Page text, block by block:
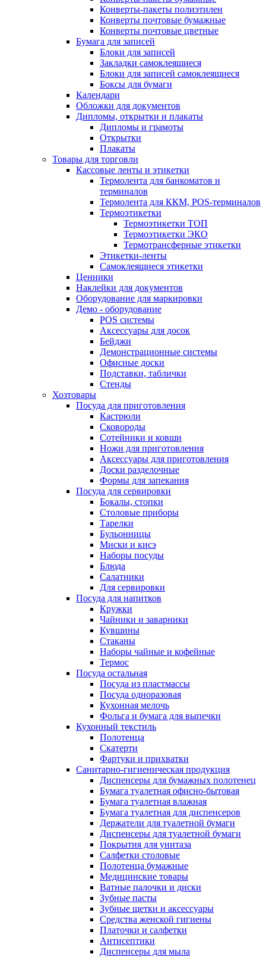
Конверты-пакеты полиэтилен
Конверты почтовые бумажные
Конверты почтовые цветные
Бумага для записей
Блоки для записей
Закладки самоклеящиеся
Блоки для записей самоклеящиеся
Боксы для бумаги
Календари
Обложки для документов
Дипломы, открытки и плакаты
Дипломы и грамоты
Открытки
Плакаты
Товары для торговли
Кассовые ленты и этикетки
Термолента для банкоматов и
терминалов
Термолента для ККМ, POS-терминалов
Термоэтикетки
Термоэтикетки ТОП
Термоэтикетки ЭКО
Термотрансферные этикетки
Этикетки-ленты
Самоклеящиеся этикетки
Ценники
Наклейки для документов
Оборудование для маркировки
Демо - оборудование
POS системы
Аксессуары для досок
Бейджи
Демонстрационные системы
Офисные доски
Подставки, таблички
Стенды
Хозтовары
Посуда для приготовления
Кастрюли
Сковороды
Сотейники и ковши
Ножи для приготовления
Аксессуары для приготовления
Доски разделочные
Формы для запекания
Посуда для сервировки
Бокалы, стопки
Столовые приборы
Тарелки
Бульонницы
Миски и кисэ
Наборы посуды
Блюда
Салатники
Для сервировки
Посуда для напитков
Кружки
Чайники и заварники
Кувшины
Стаканы
Наборы чайные и кофейные
Термос
Посуда остальная
Посуда из пластмассы
Посуда одноразовая
Кухонная мелочь
Фольга и бумага для выпечки
Кухонный текстиль
Полотенца
Скатерти
Фартуки и прихватки
Санитарно-гигиеническая продукция
Диспенсеры для бумажных полотенец
Бумага туалетная офисно-бытовая
Бумага туалетная влажная
Бумага туалетная для диспенсеров
Держатели для туалетной бумаги
Диспенсеры для туалетной бумаги
Покрытия для унитаза
Салфетки столовые
Полотенца бумажные
Медицинские товары
Ватные палочки и диски
Зубные пасты
Зубные щетки и аксессуары
Средства женской гигиены
Платочки и салфетки
Антисептики
Диспенсеры для мыла